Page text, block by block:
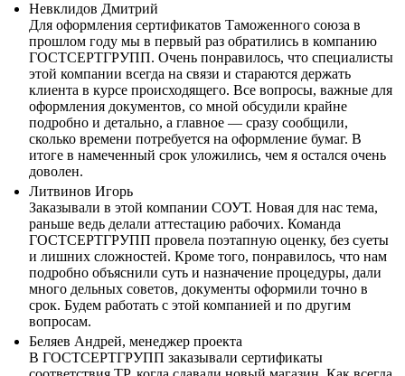
Невклидов Дмитрий
Для оформления сертификатов Таможенного союза в
прошлом году мы в первый раз обратились в компанию
ГОСТСЕРТГРУПП. Очень понравилось, что специалисты
этой компании всегда на связи и стараются держать
клиента в курсе происходящего. Все вопросы, важные для
оформления документов, со мной обсудили крайне
подробно и детально, а главное — сразу сообщили,
сколько времени потребуется на оформление бумаг. В
итоге в намеченный срок уложились, чем я остался очень
доволен.
Литвинов Игорь
Заказывали в этой компании СОУТ. Новая для нас тема,
раньше ведь делали аттестацию рабочих. Команда
ГОСТСЕРТГРУПП провела поэтапную оценку, без суеты
и лишних сложностей. Кроме того, понравилось, что нам
подробно объяснили суть и назначение процедуры, дали
много дельных советов, документы оформили точно в
срок. Будем работать с этой компанией и по другим
вопросам.
Беляев Андрей, менеджер проекта
В ГОСТСЕРТГРУПП заказывали сертификаты